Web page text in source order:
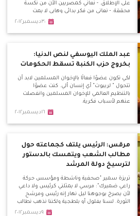
على الإطلاق. - نعاني كمصريين الآن من نكسة
محققة. - نعاني من فكر بدائي وهابي لا يمت
للمصريين بصلة. - هذا الدستور يصلح للتطبيق
حتى نعيد لمصر هويتها وحضارتها.
٣٠ديسمبر٢٠١٢
عبد الملك اليوسفي لنص الدنيا:
بخروج حزب الكنبة تسقط الحكومات
لكي تكون عضوًا فعالًا بالإخوان المسلمين لابد أن
تتحول " لريبوت" أي إنسان ألي. كنت عضوًا
بالتنظيم العالمي للإخوان المسلمين وانفصلت
عنهم لأسباب فكرية.
١٦ديسمبر٢٠١٢
مرقس: الرئيس يلتف كجماعته حول
مطالب الشعب ويتمسك بالدستور
لترسيخ دولة المرشد
تريزة سمير "صحفية وناشطة ومؤسس حركة
راعي ضميرك": مرسي لا يمثلني كرئيس ولا داعي
لأن يصرخ بوجوهنا ليل نهار إنه رئيس ومرشح
الثورة. لسنا بفلول أو بلطجية ولكننا نذهب نطالب
بحقوقنا حاملين أرواحنا على كفوفنا لأجل مصر.
٩ديسمبر٢٠١٢